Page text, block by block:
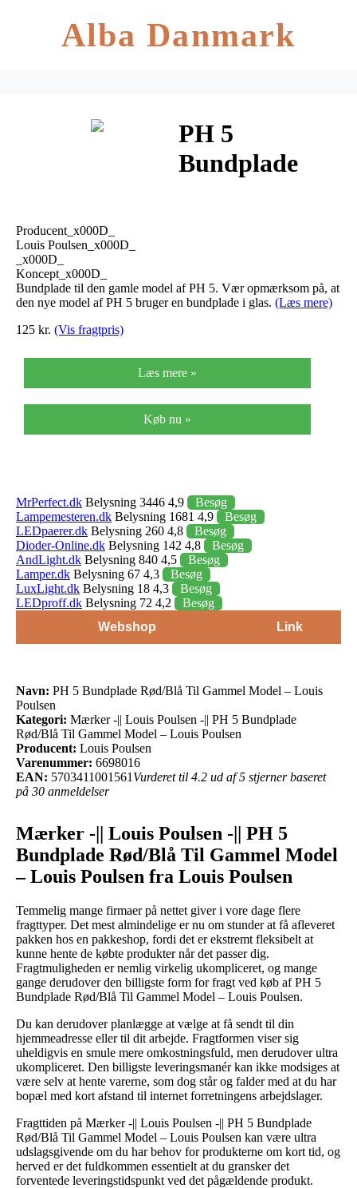
Alba Danmark
PH 5
Bundplade
Poulsen
Producent_x000D_
Louis Poulsen_x000D_
_x000D_
Koncept_x000D_
Bundplade til den gamle model af PH 5. Vær opmærksom på, at
den nye model af PH 5 bruger en bundplade i glas. (Læs mere)
125 kr. (Vis fragtpris)
Læs mere »
Køb nu »
MrPerfect.dk Belysning 3446 4,9
Besøg
Lampemesteren.dk Belysning 1681 4,9
Besøg
LEDpaerer.dk Belysning 260 4,8
Besøg
Dioder-Online.dk Belysning 142 4,8
Besøg
AndLight.dk Belysning 840 4,5
Besøg
Lamper.dk Belysning 67 4,3
Besøg
LuxLight.dk Belysning 18 4,3
Besøg
LEDproff.dk Belysning 72 4,2
Besøg
Webshop
Link
Navn: PH 5 Bundplade Rød/Blå Til Gammel Model – Louis
Poulsen
Kategori: Mærker -|| Louis Poulsen -|| PH 5 Bundplade
Rød/Blå Til Gammel Model – Louis Poulsen
Producent: Louis Poulsen
Varenummer: 6698016
EAN: 5703411001561 Vurderet til 4.2 ud af 5 stjerner baseret
på 30 anmeldelser
Mærker -|| Louis Poulsen -|| PH 5
Bundplade Rød/Blå Til Gammel Model
– Louis Poulsen fra Louis Poulsen
Temmelig mange firmaer på nettet giver i vore dage flere
fragttyper. Det mest almindelige er nu om stunder at få afleveret
pakken hos en pakkeshop, fordi det er ekstremt fleksibelt at
kunne hente de købte produkter når det passer dig.
Fragtmuligheden er nemlig virkelig ukompliceret, og mange
gange derudover den billigste form for fragt ved køb af PH 5
Bundplade Rød/Blå Til Gammel Model – Louis Poulsen.
Du kan derudover planlægge at vælge at få sendt til din
hjemmeadresse eller til dit arbejde. Fragtformen viser sig
uheldigvis en smule mere omkostningsfuld, men derudover ultra
ukompliceret. Den billigste leveringsmanér kan ikke modsiges at
være selv at hente varerne, som dog står og falder med at du har
bopæl med kort afstand til internet forretningens arbejdslager.
Fragttiden på Mærker -|| Louis Poulsen -|| PH 5 Bundplade
Rød/Blå Til Gammel Model – Louis Poulsen kan være ultra
udslagsgivende om du har behov for produkterne om kort tid, og
herved er det fuldkommen essentielt at du gransker det
forventede leveringstidspunkt ved det pågældende produkt.